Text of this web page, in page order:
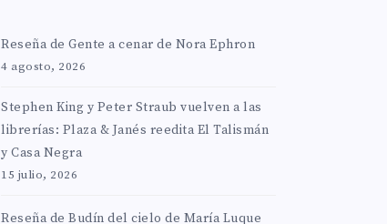
Reseña de Gente a cenar de Nora Ephron
4 agosto, 2026
Stephen King y Peter Straub vuelven a las
librerías: Plaza & Janés reedita El Talismán
y Casa Negra
15 julio, 2026
Reseña de Budín del cielo de María Luque